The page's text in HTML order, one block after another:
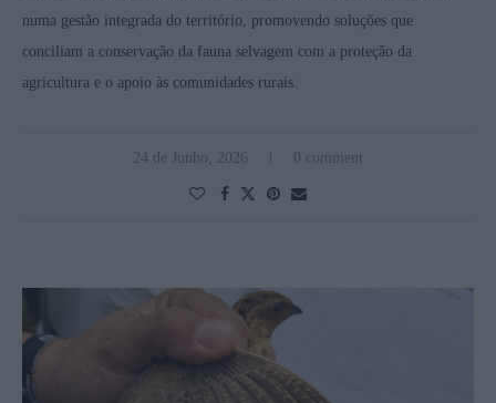
numa gestão integrada do território, promovendo soluções que
conciliam a conservação da fauna selvagem com a proteção da
agricultura e o apoio às comunidades rurais.
24 de Junho, 2026 0 comment